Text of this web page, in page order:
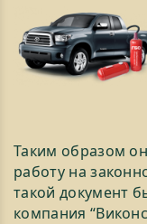
Таким образом
работу на
такой документ
компания